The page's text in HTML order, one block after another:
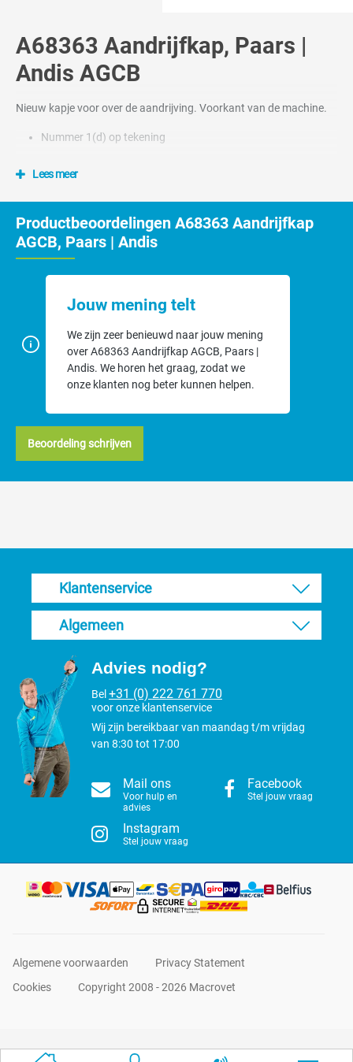
A68363 Aandrijfkap, Paars |
Andis AGCB
Nieuw kapje voor over de aandrijving. Voorkant van de machine.
Nummer 1(d) op tekening
Lees meer
Productbeoordelingen A68363 Aandrijfkap
AGCB, Paars | Andis
Jouw mening telt
We zijn zeer benieuwd naar jouw mening
over A68363 Aandrijfkap AGCB, Paars |
Andis. We horen het graag, zodat we
onze klanten nog beter kunnen helpen.
Beoordeling schrijven
Klantenservice
Algemeen
Advies nodig?
Bel +31 (0) 222 761 770
voor onze klantenservice
Wij zijn bereikbaar van maandag t/m vrijdag
van 8:30 tot 17:00
Mail ons
Voor hulp en
advies
Facebook
Stel jouw vraag
Instagram
Stel jouw vraag
Algemene voorwaarden
Privacy Statement
Cookies
Copyright 2008 - 2026 Macrovet